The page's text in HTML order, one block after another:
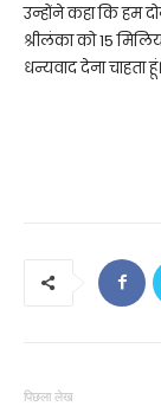
उन्होंने कहा कि हम
श्रीलंका को 15
धन्यवाद देना चाहता हूं।
पिछला लेख